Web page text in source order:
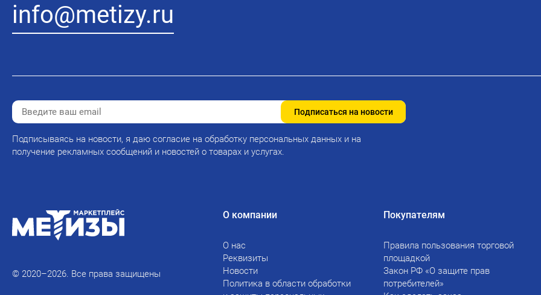
info@metizy.ru
Подписаться на новости
Подписываясь на новости, я даю согласие на обработку персональных данных и на
получение рекламных сообщений и новостей о товарах и услугах.
© 2020–2026. Все права защищены
О компании
О нас
Реквизиты
Новости
Политика в области обработки
Покупателям
Правила пользования торговой
площадкой
Закон РФ «О защите прав
потребителей»